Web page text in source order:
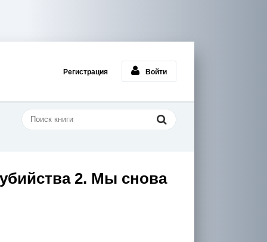
Регистрация Войти
2. Мы снова